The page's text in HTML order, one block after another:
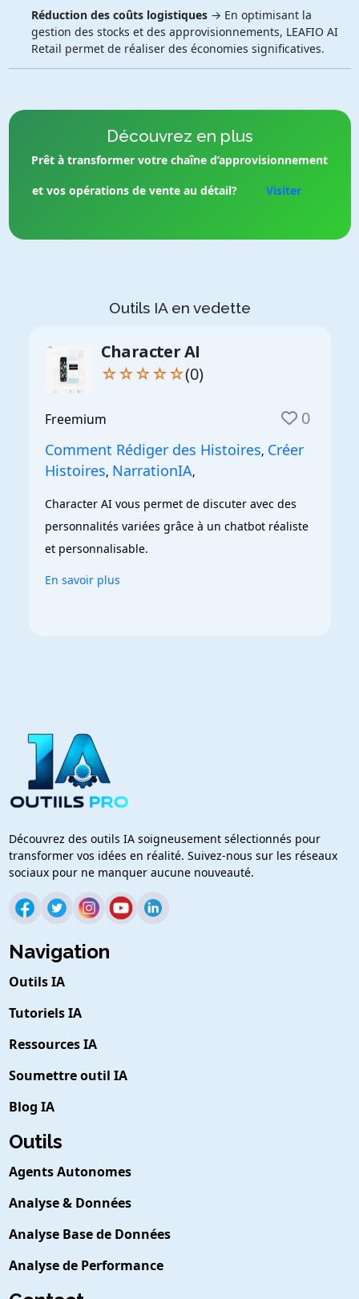
Réduction des coûts logistiques→ En optimisant la
gestion des stocks et des approvisionnements, LEAFIO AI
Retail permet de réaliser des économies significatives.
Découvrez en plus
Prêt à transformer votre chaîne d’approvisionnement
et vos opérations de vente au détail?
Visiter
Outils IA en vedette
Character AI
☆☆☆☆☆(0)
Freemium 0
Comment Rédiger des Histoires, Créer
Histoires, NarrationIA,
Character AI vous permet de discuter avec des
personnalités variées grâce à un chatbot réaliste
et personnalisable.
En savoir plus
Découvrez des outils IA soigneusement sélectionnés pour
transformer vos idées en réalité. Suivez-nous sur les réseaux
sociaux pour ne manquer aucune nouveauté.
Navigation
Outils IA
Tutoriels IA
Ressources IA
Soumettre outil IA
Blog IA
Outils
Agents Autonomes
Analyse & Données
Analyse Base de Données
Analyse de Performance